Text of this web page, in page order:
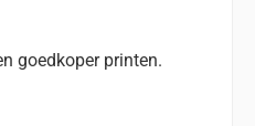
goedkoper printen.